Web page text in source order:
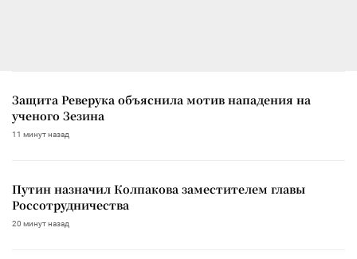
Защита Реверука объяснила мотив нападения на
ученого Зезина
11 минут назад
Путин назначил Колпакова заместителем главы
Россотрудничества
20 минут назад